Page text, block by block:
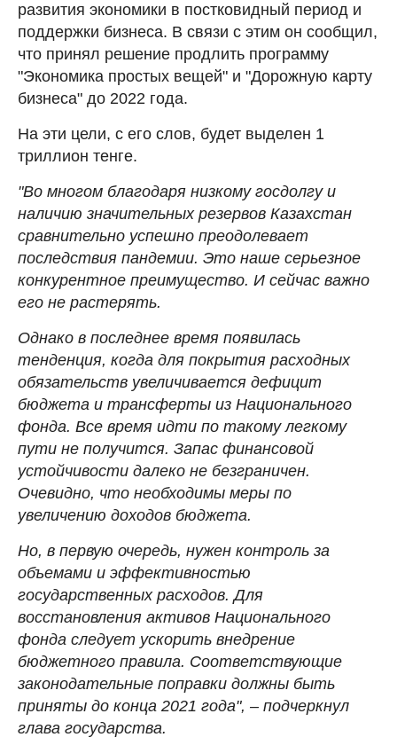
развития экономики в постковидный период и
поддержки бизнеса. В связи с этим он сообщил,
что принял решение продлить программу
"Экономика простых вещей" и "Дорожную карту
бизнеса" до 2022 года.
На эти цели, с его слов, будет выделен 1
триллион тенге.
"Во многом благодаря низкому госдолгу и
наличию значительных резервов Казахстан
сравнительно успешно преодолевает
последствия пандемии. Это наше серьезное
конкурентное преимущество. И сейчас важно
его не растерять.
Однако в последнее время появилась
тенденция, когда для покрытия расходных
обязательств увеличивается дефицит
бюджета и трансферты из Национального
фонда. Все время идти по такому легкому
пути не получится. Запас финансовой
устойчивости далеко не безграничен.
Очевидно, что необходимы меры по
увеличению доходов бюджета.
Но, в первую очередь, нужен контроль за
объемами и эффективностью
государственных расходов. Для
восстановления активов Национального
фонда следует ускорить внедрение
бюджетного правила. Соответствующие
законодательные поправки должны быть
приняты до конца 2021 года", – подчеркнул
глава государства.